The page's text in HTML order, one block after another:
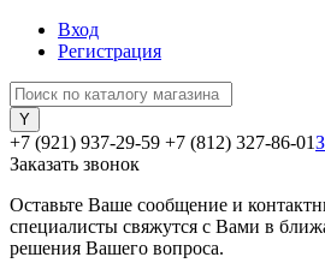
Вход
Регистрация
+7 (921) 937-29-59 +7 (812) 327-86-01
Заказать звонок
Оставьте Ваше сообщение и
специалисты свяжутся с Вами в
решения Вашего вопроса.